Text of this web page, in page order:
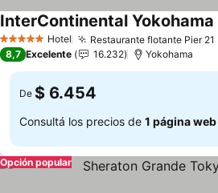
5 Estrellas Hotel Restaurante flotante Pier 21
InterContinental Yokohama
8,7 Excelente 16.232 Yokohama
De $ 6.454
Consultá los precios de 1 página web
Opción popular